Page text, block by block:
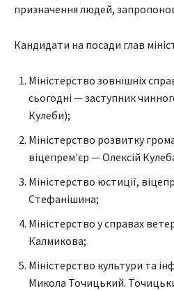
призначення людей,
Кандидати на посади глав
Міністерство зовнішніх
сьогодні — заступник
Кулеби);
Міністерство розвитку
віцепрем'єр — Олексій
Міністерство юстиції,
Стефанішина;
Міністерство у справах
Калмикова;
Міністерство культури та
Микола Точицький.